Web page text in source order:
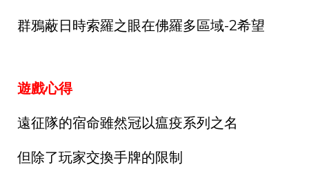
群鴉蔽日時索羅之眼在佛羅多區域-2希望
遊戲心得
遠征隊的宿命雖然冠以瘟疫系列之名
但除了玩家交換手牌的限制